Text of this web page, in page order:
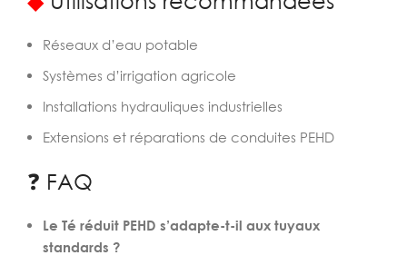
Réseaux d’eau potable
Systèmes d’irrigation agricole
Installations hydrauliques industrielles
Extensions et réparations de conduites PEHD
❓ FAQ
Le Té réduit PEHD s’adapte-t-il aux tuyaux
standards ?